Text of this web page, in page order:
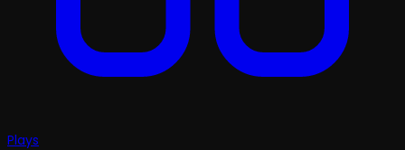
Plays